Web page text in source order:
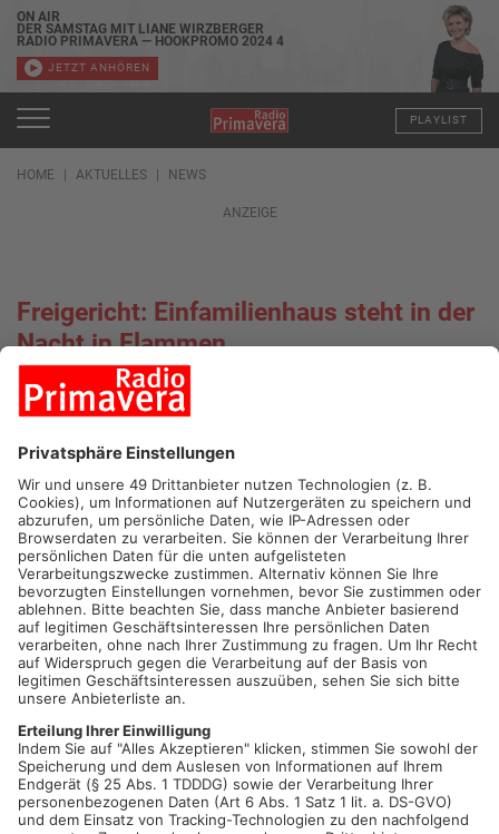
ON AIR
DER SAMSTAG MIT LIANE WIRZBERGER
RADIO PRIMAVERA — HOOKPROMO 2024 4
JETZT ANHÖREN
PLAYLIST
HOME AKTUELLES NEWS
ANZEIGE
Freigericht: Einfamilienhaus steht in der
Nacht in Flammen
TOPNEWS 29.01.2022, 09:47 UHR
im Bereich der einstelligen Hausnummern, aus bislang
unbekannter Ursache zu einem Brand eines Einfamilienhauses.
Als die Feuerwehr gegen 23.20 Uhr eintraf, stand das
Wohnhaus bereits in Vollbrand. Der Wohnungsinhaber war
inzwischen durch einen zufällig vorbeifahrenden Ersthelfer
nach draußen verbracht worden und musste mit einer
Rauchgasintoxikation in die Main-Kinzig-Klinik nach
Gelnhausen verbracht werden.
Der Brand war gegen 01.25 Uhr gelöscht. An dem Gebäude
entstand ein Sachschaden von etwa 150.000 Euro. Die
Kriminalpolizei in Gelnhausen hat die Ermittlungen
aufgenommen.
Quelle: Polizei
Artikel teilen